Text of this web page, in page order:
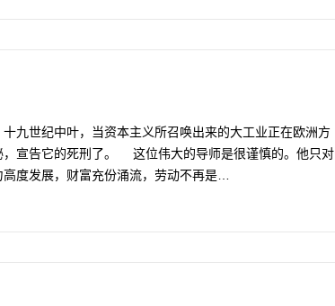
九世纪中叶，当资本主义所召唤出来的大工业正在欧洲方
宣告它的死刑了。 这位伟大的导师是很谨慎的。他只对
度发展，财富充份涌流，劳动不再是…